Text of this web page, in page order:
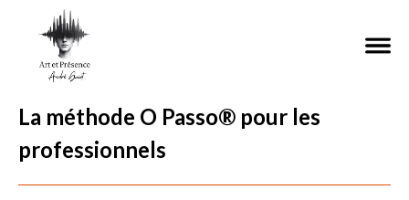
La méthode O Passo® pour les
professionnels